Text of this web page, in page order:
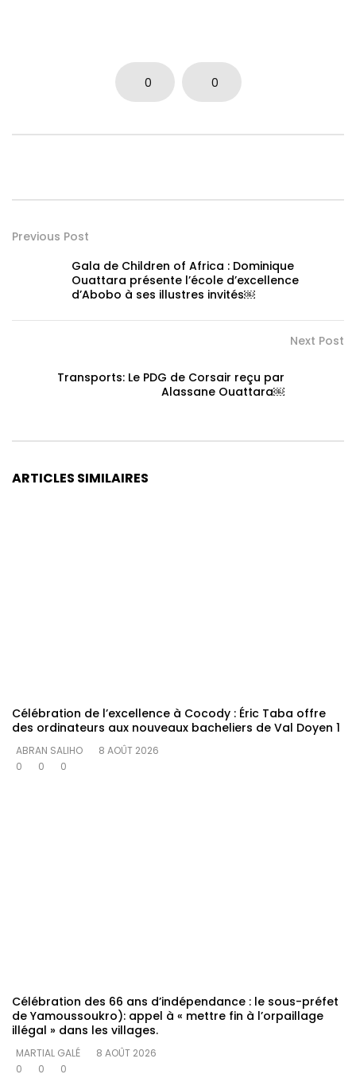
0 0
Previous Post
Gala de Children of Africa : Dominique
Ouattara présente l’école d’excellence
d’Abobo à ses illustres invités￼
Next Post
Transports: Le PDG de Corsair reçu par
Alassane Ouattara￼
ARTICLES SIMILAIRES
Célébration de l’excellence à Cocody : Éric Taba offre
des ordinateurs aux nouveaux bacheliers de Val Doyen 1
ABRAN SALIHO
8 AOÛT 2026
0
0 0
Célébration des 66 ans d’indépendance : le sous-préfet
de Yamoussoukro): appel à « mettre fin à l’orpaillage
illégal » dans les villages.
MARTIAL GALÉ
8 AOÛT 2026
0
0 0